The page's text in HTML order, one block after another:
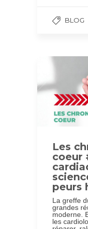
BLOG
Les
coeur
peurs
La greffe
grandes
moderne.
les